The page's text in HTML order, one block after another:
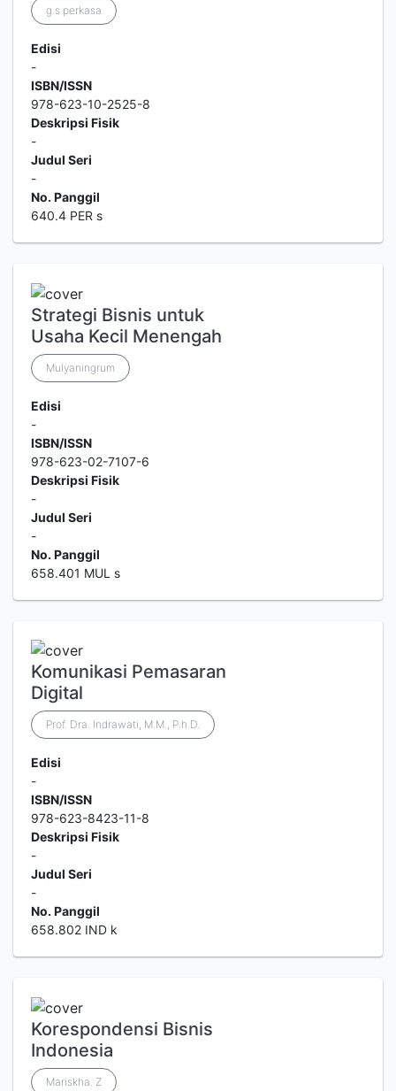
g.s perkasa
Edisi
-
ISBN/ISSN
978-623-10-2525-8
Deskripsi Fisik
-
Judul Seri
-
No. Panggil
640.4 PER s
Strategi Bisnis untuk
Usaha Kecil Menengah
Mulyaningrum
Edisi
-
ISBN/ISSN
978-623-02-7107-6
Deskripsi Fisik
-
Judul Seri
-
No. Panggil
658.401 MUL s
Komunikasi Pemasaran
Digital
Prof. Dra. Indrawati, M.M., P.h.D.
Edisi
-
ISBN/ISSN
978-623-8423-11-8
Deskripsi Fisik
-
Judul Seri
-
No. Panggil
658.802 IND k
Korespondensi Bisnis
Indonesia
Mariskha. Z